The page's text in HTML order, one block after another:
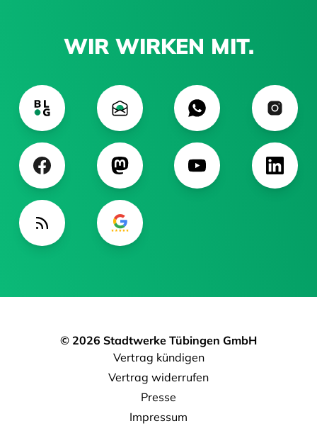
WIR WIRKEN MIT.
© 2026 Stadtwerke Tübingen GmbH
Vertrag kündigen
Vertrag widerrufen
Presse
Impressum